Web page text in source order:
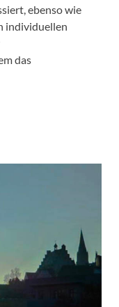
ebenso wie
individuellen
das